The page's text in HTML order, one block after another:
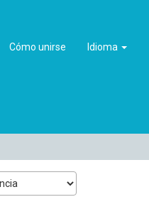
Cómo unirse Idioma